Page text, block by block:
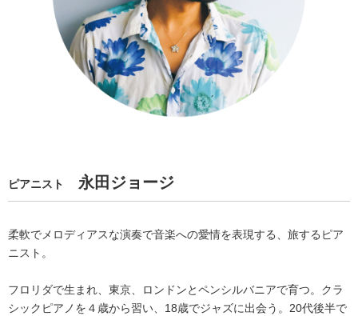
ピアニスト 永田ジョージ
柔軟でメロディアスな演奏で音楽への愛情を表現する、旅するピア
ニスト。
フロリダで生まれ、東京、ロンドンとペンシルバニアで育つ。クラ
シックピアノを４歳から習い、18歳でジャズに出会う。20代後半で